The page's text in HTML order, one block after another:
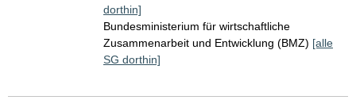
dorthin]
Bundesministerium für wirtschaftliche
Zusammenarbeit und Entwicklung (BMZ) [alle
SG dorthin]